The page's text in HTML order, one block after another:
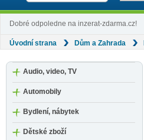
Dobré odpoledne na inzerat-zdarma.cz!
Úvodní strana Dům a Zahrada
Audio, video, TV
Automobily
Bydlení, nábytek
Dětské zboží